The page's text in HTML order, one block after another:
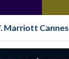
Marriott Cannes